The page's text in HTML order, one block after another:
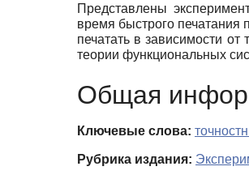
Представлены
время быстрого печатания
печатать в зависимости от
теории функциональных
Общая
Ключевые слова:
Рубрика издания: